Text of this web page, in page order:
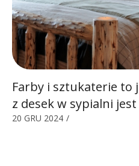
Farby i sztukaterie to
z desek w sypialni
20 GRU 2024 /